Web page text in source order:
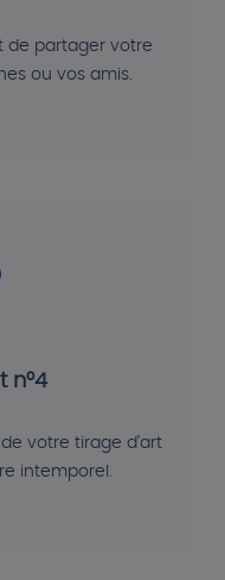
de partager votre
ou vos amis.
n°4
votre tirage d'art
intemporel.